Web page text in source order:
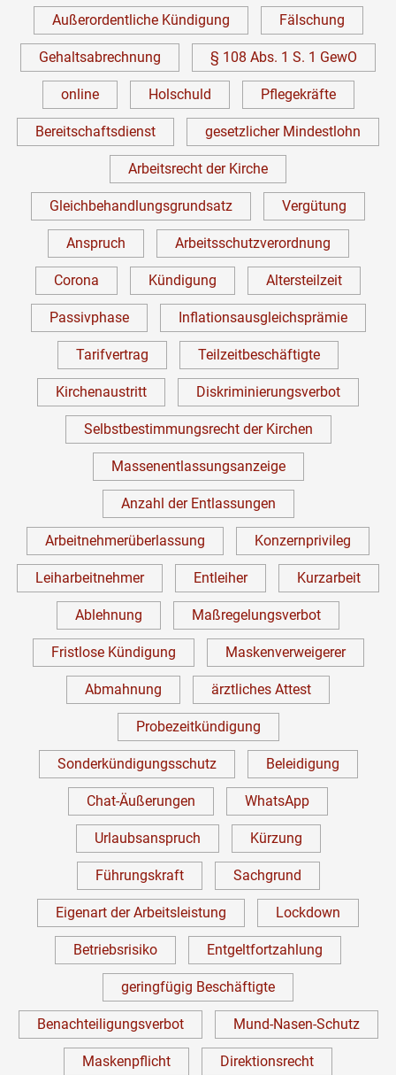
Außerordentliche Kündigung Fälschung
Gehaltsabrechnung § 108 Abs. 1 S. 1 GewO
online Holschuld Pflegekräfte
Bereitschaftsdienst gesetzlicher Mindestlohn
Arbeitsrecht der Kirche
Gleichbehandlungsgrundsatz Vergütung
Anspruch Arbeitsschutzverordnung
Corona Kündigung Altersteilzeit
Passivphase Inflationsausgleichsprämie
Tarifvertrag Teilzeitbeschäftigte
Kirchenaustritt Diskriminierungsverbot
Selbstbestimmungsrecht der Kirchen
Massenentlassungsanzeige
Anzahl der Entlassungen
Arbeitnehmerüberlassung Konzernprivileg
Leiharbeitnehmer Entleiher Kurzarbeit
Ablehnung Maßregelungsverbot
Fristlose Kündigung Maskenverweigerer
Abmahnung ärztliches Attest
Probezeitkündigung
Sonderkündigungsschutz Beleidigung
Chat-Äußerungen WhatsApp
Urlaubsanspruch Kürzung
Führungskraft Sachgrund
Eigenart der Arbeitsleistung Lockdown
Betriebsrisiko Entgeltfortzahlung
geringfügig Beschäftigte
Benachteiligungsverbot Mund-Nasen-Schutz
Maskenpflicht Direktionsrecht